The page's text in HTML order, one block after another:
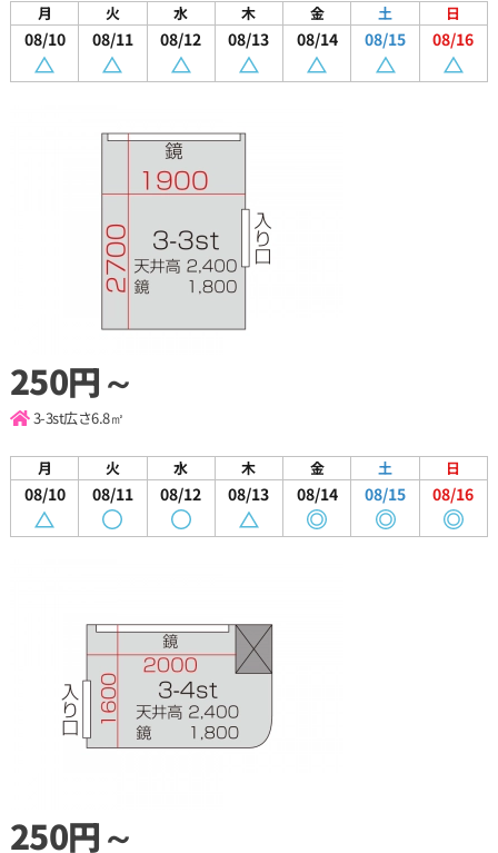
月
08/10
火
08/11
水
08/12
木
08/13
金
08/14
土
08/15
日
08/16
250円～
3-3st広さ6.8㎡
月
08/10
火
08/11
水
08/12
木
08/13
金
08/14
土
08/15
日
08/16
250円～